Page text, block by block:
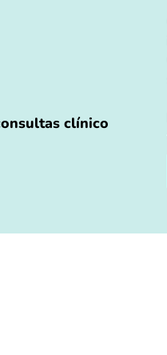
clínico